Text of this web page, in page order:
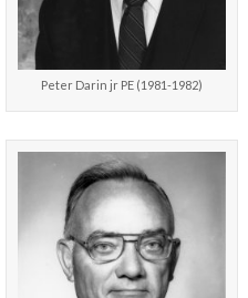
Peter Darin jr PE (1981-1982)